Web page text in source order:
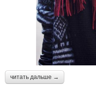
читать дальше →